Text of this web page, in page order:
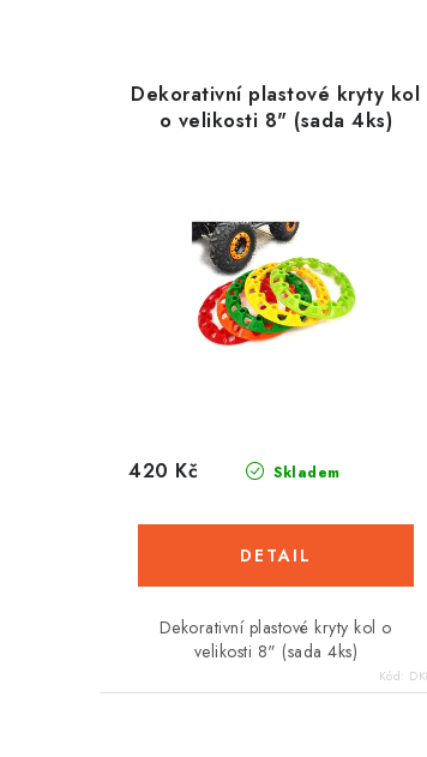
Dekorativní plastové kryty kol
o velikosti 8" (sada 4ks)
Skladem
420 Kč
Dekorativní plastové kryty kol o
velikosti 8" (sada 4ks)
Kód: